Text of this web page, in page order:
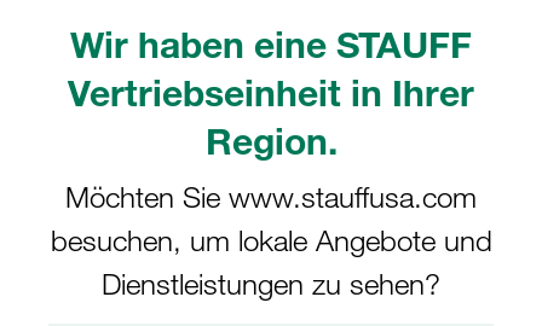
Wir haben eine STAUFF
Vertriebseinheit in Ihrer
Region.
Möchten Sie www.stauffusa.com
besuchen, um lokale Angebote und
Dienstleistungen zu sehen?
tatsächlichen Produkt abweichen.
Schellenkörper Gr. 7S Ø66mm Schwere
Baureihe Polypropylen mit RI-Einsatz
DIN 3015